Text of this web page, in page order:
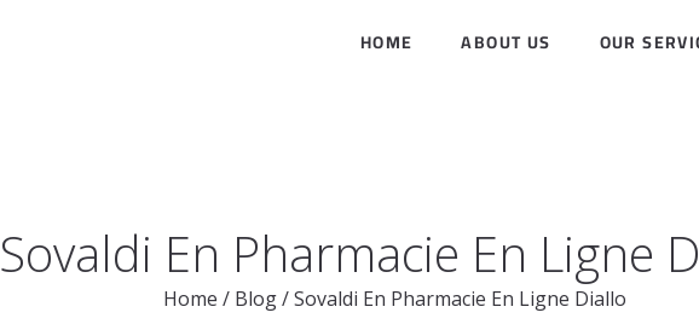
HOME ABOUT US OUR
Sovaldi En Pharmacie En Ligne
Home / Blog /Sovaldi En Pharmacie En Ligne Diallo